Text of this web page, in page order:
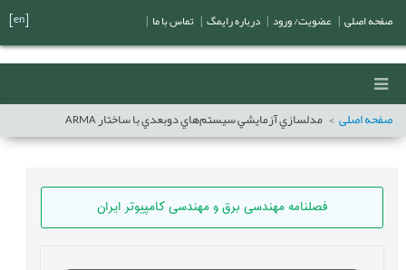
صفحه اصلی مدلسازي آزمايشي سيستم‌هاي دوبعدي با ساختار ARMA
فصلنامه مهندسی برق و مهندسی کامپيوتر ايران
صفحه اصلی عضویت/ ورود درباره رایمگ تماس با ما